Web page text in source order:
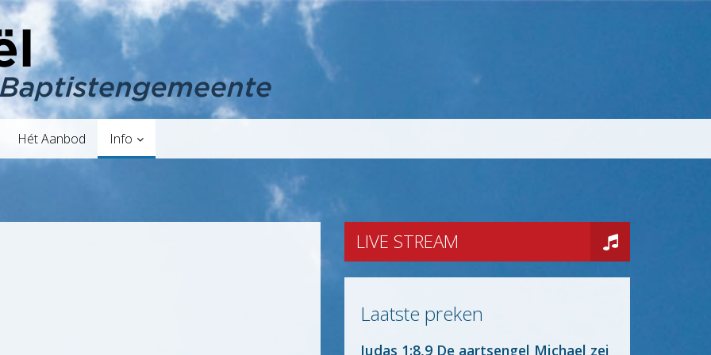
Hét Aanbod Info
LIVE STREAM
Laatste preken
Judas 1:8,9 De aartsengel Michael zei